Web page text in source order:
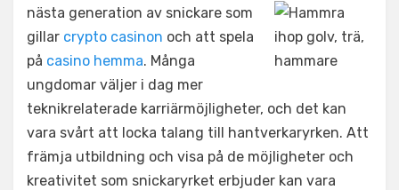
nästa generation av snickare som
gillar crypto casinon och att spela
på casino hemma. Många
ungdomar väljer i dag mer
teknikrelaterade karriärmöjligheter, och det kan
vara svårt att locka talang till hantverkaryrken. Att
främja utbildning och visa på de möjligheter och
kreativitet som snickaryrket erbjuder kan vara